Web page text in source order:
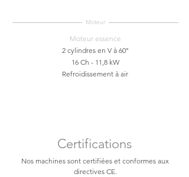
Moteur
Moteur essence
2 cylindres en V à 60°
16 Ch - 11,8 kW
Refroidissement à air
Certifications
Nos machines sont certifiées et conformes aux
directives CE.